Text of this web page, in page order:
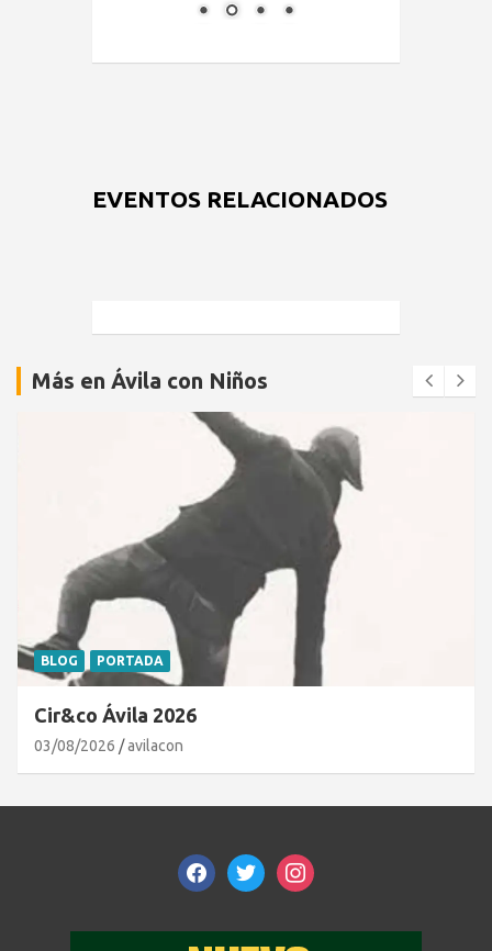
EVENTOS RELACIONADOS
Más en Ávila con Niños
BLOG PORTADA
Cir&co Ávila 2026
03/08/2026 avilacon
facebooktwitterinstagram